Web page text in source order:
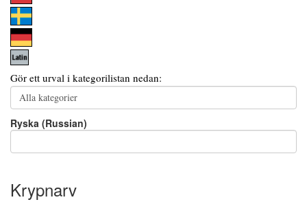
Gör ett urval i kategorilistan nedan:
Ryska (Russian)
Krypnarv